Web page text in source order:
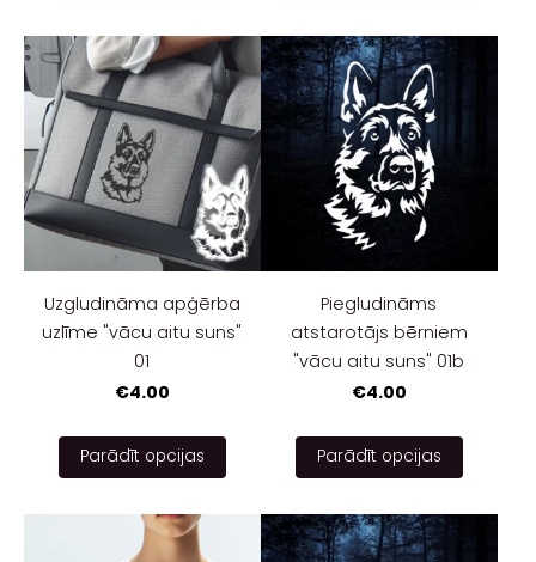
Uzgludināma apģērba
uzlīme "vācu aitu suns"
01
€4.00
Parādīt opcijas
Piegludināms
atstarotājs bērniem
"vācu aitu suns" 01b
€4.00
Parādīt opcijas